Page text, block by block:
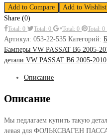
Add to Compare
Add to Wishlist
Share (0)
Total: 0 Total: 0 Total: 0 Total: 0
Артикул: 053-22-535 Категорий:
Бамперы VW PASSAT B6 2005-
детали VW PASSAT B6 2005-2010
Описание
Описание
Мы педлагаем купить такую
левая для ФОЛЬКСВАГЕН